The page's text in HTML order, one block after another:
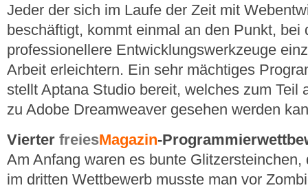
Jeder der sich im Laufe der Zeit mit
beschäftigt, kommt einmal an den Punkt, bei
professionellere Entwicklungswerkzeuge
Arbeit erleichtern. Ein sehr mächtiges
stellt Aptana Studio bereit, welches zum Teil
zu Adobe Dreamweaver gesehen werden
Vierter freiesMagazin-
Am Anfang waren es bunte
im dritten Wettbewerb musste man vor